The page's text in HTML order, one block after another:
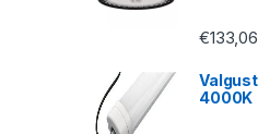
€133,06
4000K